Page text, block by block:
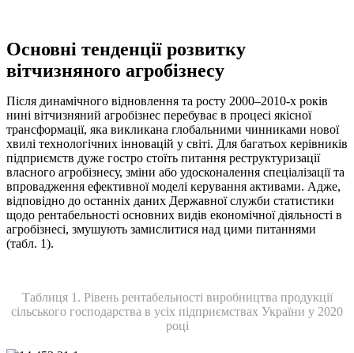
Основні тенденції розвитку
вітчизняного агробізнесу
Після динамічного відновлення та росту 2000–2010-х років
нині вітчизняний агробізнес перебуває в процесі якісної
трансформації, яка викликана глобальними чинниками нової
хвилі технологічних інновацій у світі. Для багатьох керівників
підприємств дуже гостро стоїть питання реструктуризації
власного агробізнесу, зміни або удосконалення спеціалізації та
впровадження ефективної моделі керування активами. Адже,
відповідно до останніх даних Державної служби статистики
щодо рентабельності основних видів економічної діяльності в
агробізнесі, змушують замислитися над цими питаннями
(табл. 1).
Таблиця 1. Рівень рентабельності виробництва продукції
сільського господарства в усіх підприємствах України у 2020
році